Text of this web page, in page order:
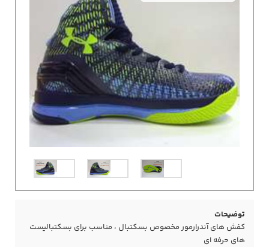
توضیحات
کفش های آندرارمور مخصوص بسکتبال ، مناسب برای بسکتبالیست
های حرفه ای